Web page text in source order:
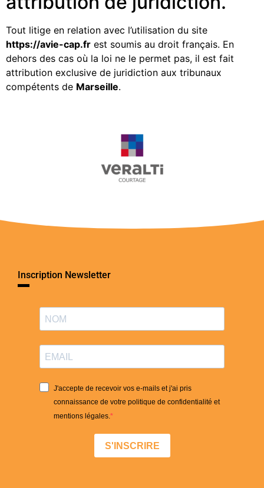
Tout litige en relation avec l’utilisation du site
https://avie-cap.fr est soumis au droit français. En
dehors des cas où la loi ne le permet pas, il est fait
attribution exclusive de juridiction aux tribunaux
compétents de Marseille.
Inscription Newsletter
J'accepte de recevoir vos e-mails et j'ai pris
connaissance de votre politique de confidentialité et
mentions légales.
S'INSCRIRE